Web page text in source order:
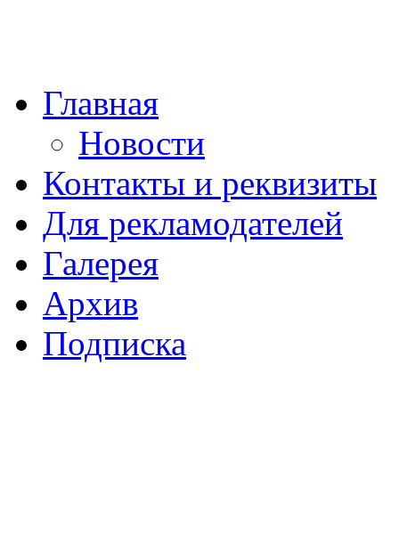
Главная
Новости
Контакты и реквизиты
Для рекламодателей
Галерея
Архив
Подписка